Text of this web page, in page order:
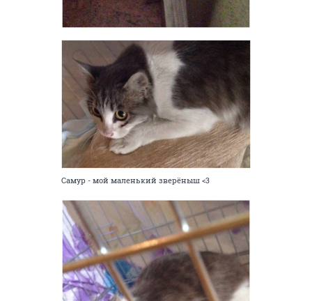
Самур - мой маленький зверёныш <3